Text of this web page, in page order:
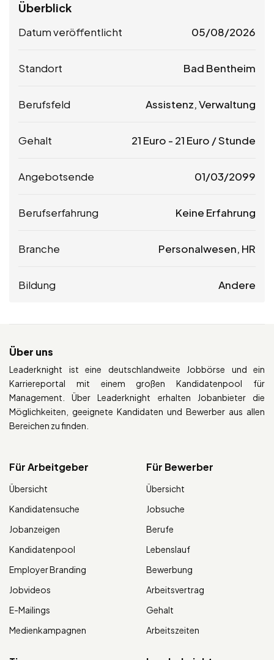
Überblick
Datum veröffentlicht 05/08/2026
Standort Bad Bentheim
Berufsfeld Assistenz, Verwaltung
Gehalt 21 Euro - 21 Euro / Stunde
Angebotsende 01/03/2099
Berufserfahrung Keine Erfahrung
Branche Personalwesen, HR
Bildung Andere
Über uns
Leaderknight ist eine deutschlandweite Jobbörse und ein
Karriereportal mit einem großen Kandidatenpool für
Management. Über Leaderknight erhalten Jobanbieter die
Möglichkeiten, geeignete Kandidaten und Bewerber aus allen
Bereichen zu finden.
Für Arbeitgeber
Übersicht
Kandidatensuche
Jobanzeigen
Kandidatenpool
Employer Branding
Jobvideos
E-Mailings
Medienkampagnen
Für Bewerber
Übersicht
Jobsuche
Berufe
Lebenslauf
Bewerbung
Arbeitsvertrag
Gehalt
Arbeitszeiten